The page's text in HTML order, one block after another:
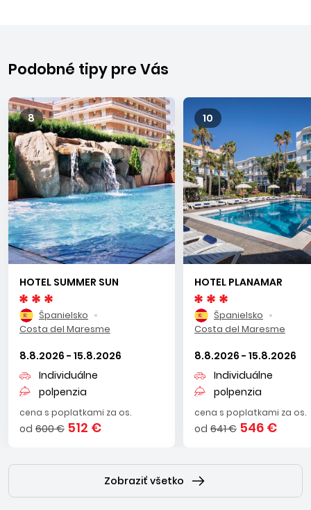
Podobné tipy pre Vás
8
HOTEL SUMMER SUN
Španielsko
Costa del Maresme
8.8.2026 - 15.8.2026
Individuálne
polpenzia
cena s poplatkami za os.
od 600 € 512 €
10
HOTEL PLANAMAR
Španielsko
Costa del Maresme
8.8.2026 - 15.8.2026
Individuálne
polpenzia
cena s poplatkami za os.
od 641 € 546 €
Zobraziť všetko